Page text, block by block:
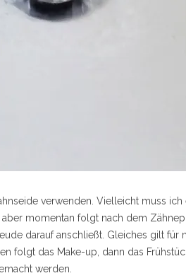
verwenden. Vielleicht muss
momentan folgt nach dem
darauf anschließt. Gleiches gilt für
folgt das Make-up, dann das
werden.